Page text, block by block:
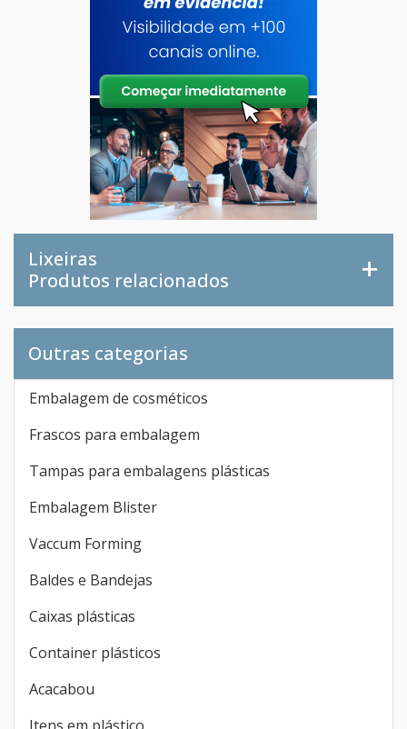
Lixeiras
Embalagem de cosméticos
Frascos para embalagem
Tampas para embalagens plásticas
Embalagem Blister
Vaccum Forming